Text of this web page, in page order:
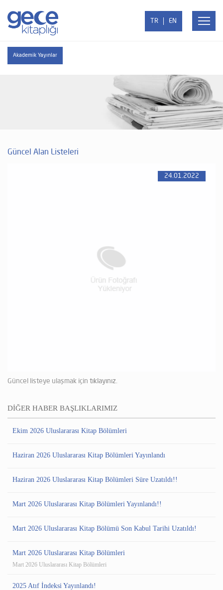
Akademik Yayınlar
TR EN
Güncel Alan Listeleri
24.01.2022
Güncel listeye ulaşmak için tıklayınız.
DİĞER HABER BAŞLIKLARIMIZ
Ekim 2026 Uluslararası Kitap Bölümleri
Haziran 2026 Uluslararası Kitap Bölümleri Yayınlandı
Haziran 2026 Uluslararası Kitap Bölümleri Süre Uzatıldı!!
Mart 2026 Uluslararası Kitap Bölümleri Yayınlandı!!
Mart 2026 Uluslararası Kitap Bölümü Son Kabul Tarihi Uzatıldı!
Mart 2026 Uluslararası Kitap Bölümleri
Mart 2026 Uluslararası Kitap Bölümleri
2025 Atıf İndeksi Yayınlandı!